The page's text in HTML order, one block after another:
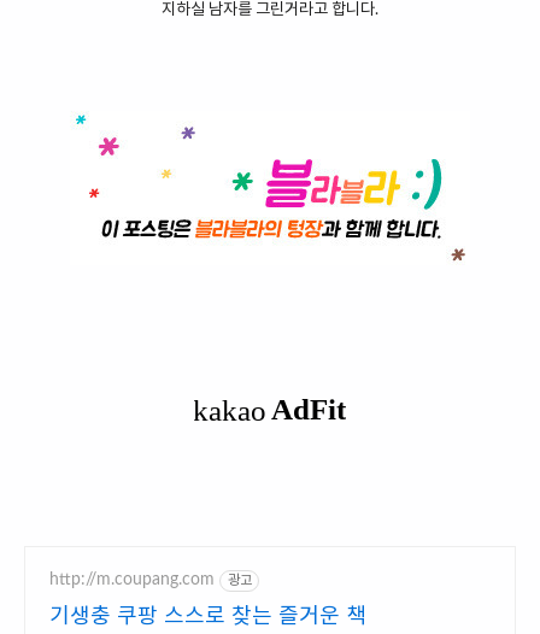
지하실 남자를 그린거라고 합니다.
http://m.coupang.com 광고
기생충 쿠팡 스스로 찾는 즐거운 책